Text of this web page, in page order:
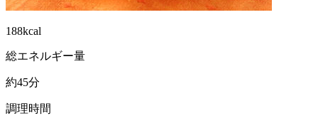
188kcal
総エネルギー量
約45分
調理時間